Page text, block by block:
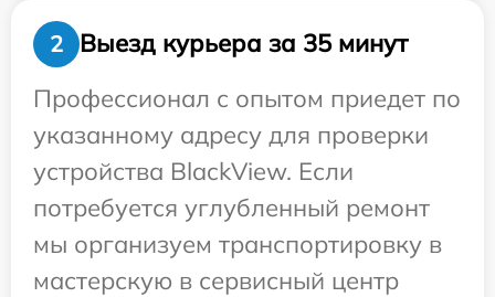
2
Выезд курьера за 35 минут
Профессионал с опытом приедет по
указанному адресу для проверки
устройства BlackView. Если
потребуется углубленный ремонт
мы организуем транспортировку в
мастерскую в сервисный центр